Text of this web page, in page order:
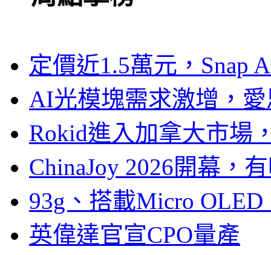
定價近1.5萬元，Snap
AI光模塊需求激增，
Rokid進入加拿大市場
ChinaJoy 2026開幕，
93g、搭載Micro
英偉達官宣CPO量產